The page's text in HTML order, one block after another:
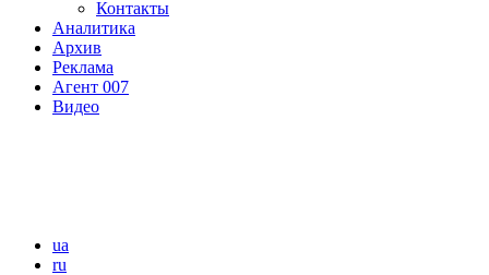
Контакты
Аналитика
Архив
Реклама
Агент 007
Видео
ua
ru